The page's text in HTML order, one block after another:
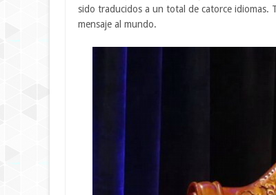
sido traducidos a un total de catorce idiomas.
mensaje al mundo.